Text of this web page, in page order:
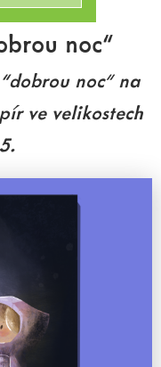
noc“
noc” na
ve velikostech